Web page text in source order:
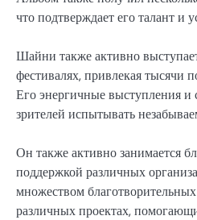
что подтверждает его талант и
Шайни также активно
фестивалях, привлекая тысячи
Его энергичные выступления и
зрителей испытывать
Он также активно занимается
поддержкой различных
множеством
различных проектах,